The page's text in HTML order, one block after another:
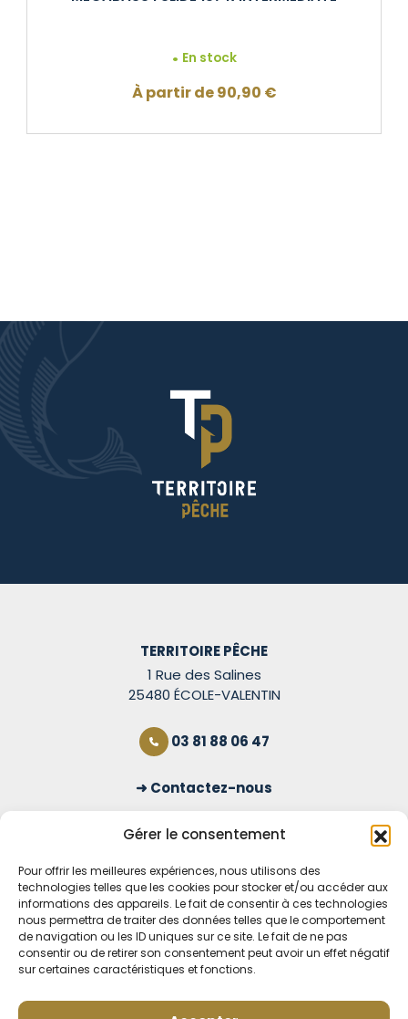
Gérer le consentement
Pour offrir les meilleures expériences, nous utilisons des
technologies telles que les cookies pour stocker et/ou accéder aux
informations des appareils. Le fait de consentir à ces technologies
nous permettra de traiter des données telles que le comportement
de navigation ou les ID uniques sur ce site. Le fait de ne pas
consentir ou de retirer son consentement peut avoir un effet négatif
sur certaines caractéristiques et fonctions.
En stock
À partir de90,90 €
TERRITOIRE PÊCHE
1 Rue des Salines
25480 ÉCOLE-VALENTIN
03 81 88 06 47
Contactez-nous
S'inscrire à la newsletter
OUVERT TOUS LES JOURS
Voir nos horaires
MENTIONS LÉGALES